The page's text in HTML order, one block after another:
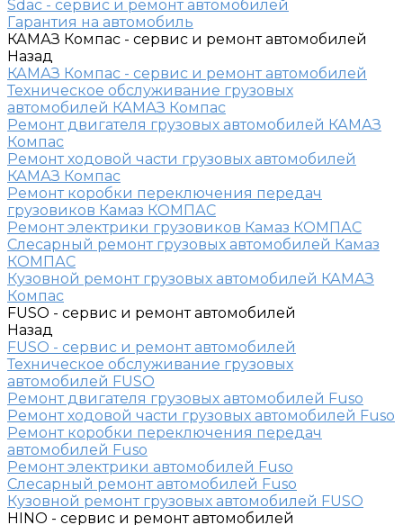
Sdac - сервис и ремонт автомобилей
Гарантия на автомобиль
КАМАЗ Компас - сервис и ремонт автомобилей
Назад
КАМАЗ Компас - сервис и ремонт автомобилей
Техническое обслуживание грузовых
автомобилей КАМАЗ Компас
Ремонт двигателя грузовых автомобилей КАМАЗ
Компас
Ремонт ходовой части грузовых автомобилей
КАМАЗ Компас
Ремонт коробки переключения передач
грузовиков Камаз КОМПАС
Ремонт электрики грузовиков Камаз КОМПАС
Слесарный ремонт грузовых автомобилей Камаз
КОМПАС
Кузовной ремонт грузовых автомобилей КАМАЗ
Компас
FUSO - сервис и ремонт автомобилей
Назад
FUSO - сервис и ремонт автомобилей
Техническое обслуживание грузовых
автомобилей FUSO
Ремонт двигателя грузовых автомобилей Fuso
Ремонт ходовой части грузовых автомобилей Fuso
Ремонт коробки переключения передач
автомобилей Fuso
Ремонт электрики автомобилей Fuso
Слесарный ремонт автомобилей Fuso
Кузовной ремонт грузовых автомобилей FUSO
HINO - сервис и ремонт автомобилей